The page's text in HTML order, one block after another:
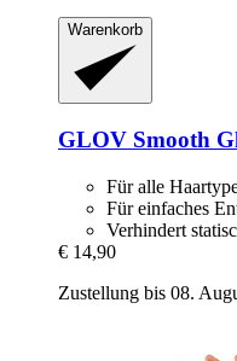
Warenkorb
GLOV Smooth
Für alle
Für einfaches
Verhindert
€ 14,90
Zustellung bis 08.